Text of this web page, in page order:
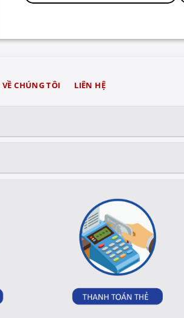
VỀ CHÚNG TÔI LIÊN HỆ